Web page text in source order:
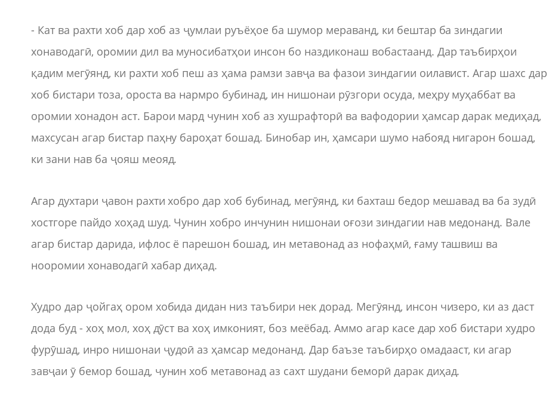
- Кат ва рахти хоб дар хоб аз ҷумлаи руъёҳое ба шумор мераванд, ки бештар ба зиндагии
хонаводагӣ, оромии дил ва муносибатҳои инсон бо наздиконаш вобастаанд. Дар таъбирҳои
қадим мегӯянд, ки рахти хоб пеш аз ҳама рамзи завҷа ва фазои зиндагии оилавист. Агар шахс дар
хоб бистари тоза, ороста ва нармро бубинад, ин нишонаи рӯзгори осуда, меҳру муҳаббат ва
оромии хонадон аст. Барои мард чунин хоб аз хушрафторӣ ва вафодории ҳамсар дарак медиҳад,
махсусан агар бистар паҳну бароҳат бошад. Бинобар ин, ҳамсари шумо набояд нигарон бошад,
ки зани нав ба ҷояш меояд.
Агар духтари ҷавон рахти хобро дар хоб бубинад, мегӯянд, ки бахташ бедор мешавад ва ба зудӣ
хостгоре пайдо хоҳад шуд. Чунин хобро инчунин нишонаи оғози зиндагии нав медонанд. Вале
агар бистар дарида, ифлос ё парешон бошад, ин метавонад аз нофаҳмӣ, ғаму ташвиш ва
нооромии хонаводагӣ хабар диҳад.
Худро дар ҷойгаҳ ором хобида дидан низ таъбири нек дорад. Мегӯянд, инсон чизеро, ки аз даст
дода буд - хоҳ мол, хоҳ дӯст ва хоҳ имконият, боз меёбад. Аммо агар касе дар хоб бистари худро
фурӯшад, инро нишонаи ҷудоӣ аз ҳамсар медонанд. Дар баъзе таъбирҳо омадааст, ки агар
завҷаи ӯ бемор бошад, чунин хоб метавонад аз сахт шудани беморӣ дарак диҳад.